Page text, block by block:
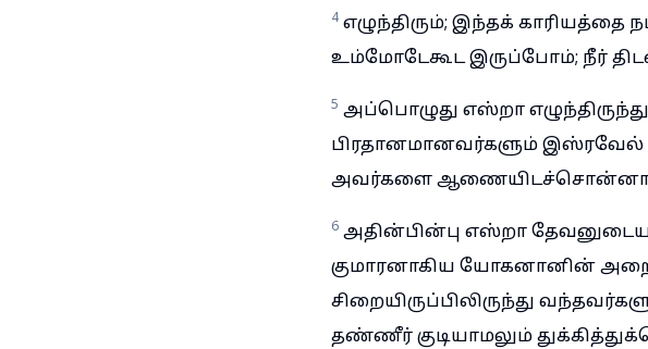
4 எழுந்திரும்; இந்தக் காரியத்தை
உம்மோடேகூட இருப்போம்; நீர்
5 அப்பொழுது எஸ்றா
பிரதானமானவர்களும் இஸ்ரவேல்
அவர்களை
6 அதின்பின்பு எஸ்றா தேவனுடைய
குமாரனாகிய யோகனானின்
சிறையிருப்பிலிருந்து
தண்ணீர் குடியாமலும்